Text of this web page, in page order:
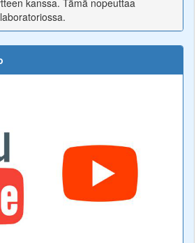
kanssa. Tämä nopeuttaa